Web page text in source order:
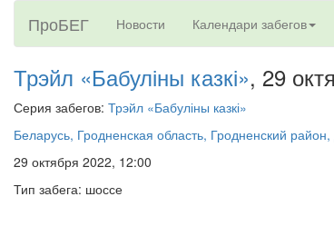
ПроБЕГ Новости Календари забегов
Трэйл «Бабуліны казкі», 29
Серия забегов: Трэйл «Бабуліны казкі»
Беларусь, Гродненская область, Гродненский
29 октября 2022, 12:00
Тип забега: шоссе